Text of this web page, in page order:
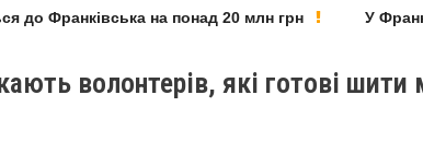
Франківська на понад 20 млн грн У
волонтерів, які готові